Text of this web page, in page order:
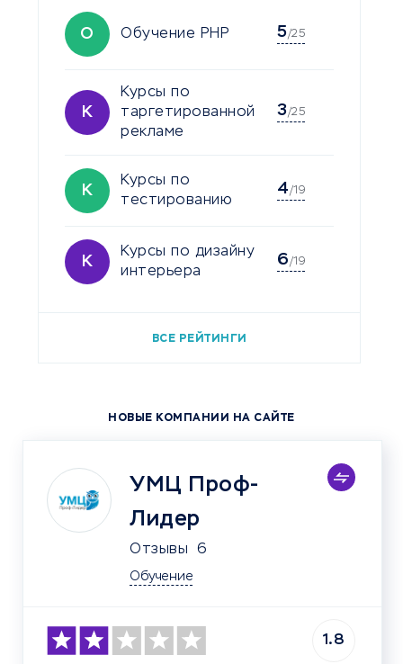
О Обучение PHP 5/25
К
Курсы по
таргетированной
рекламе
3/25
К
Курсы по
тестированию
4/19
К
Курсы по дизайну
интерьера
6/19
ВСЕ РЕЙТИНГИ
НОВЫЕ КОМПАНИИ НА САЙТЕ
УМЦ Проф-
Лидер
Отзывы 6
Обучение
1.8